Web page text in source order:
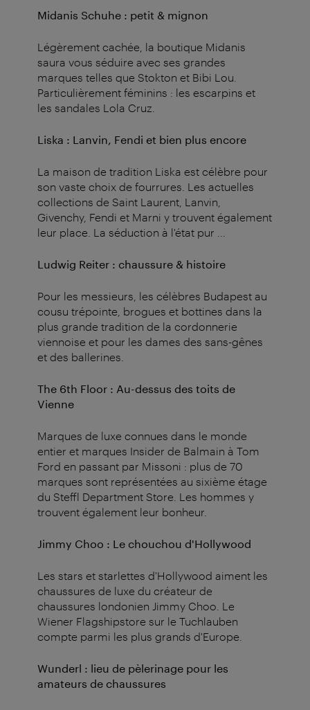
Midanis Schuhe : petit & mignon
Légèrement cachée, la boutique Midanis
saura vous séduire avec ses grandes
marques telles que Stokton et Bibi Lou.
Particulièrement féminins : les escarpins et
les sandales Lola Cruz.
Liska : Lanvin, Fendi et bien plus encore
La maison de tradition Liska est célèbre pour
son vaste choix de fourrures. Les actuelles
collections de Saint Laurent, Lanvin,
Givenchy, Fendi et Marni y trouvent également
leur place. La séduction à l'état pur ...
Ludwig Reiter : chaussure & histoire
Pour les messieurs, les célèbres Budapest au
cousu trépointe, brogues et bottines dans la
plus grande tradition de la cordonnerie
viennoise et pour les dames des sans-gênes
et des ballerines.
The 6th Floor : Au-dessus des toits de
Vienne
Marques de luxe connues dans le monde
entier et marques Insider de Balmain à Tom
Ford en passant par Missoni : plus de 70
marques sont représentées au sixième étage
du Steffl Department Store. Les hommes y
trouvent également leur bonheur.
Jimmy Choo : Le chouchou d'Hollywood
Les stars et starlettes d'Hollywood aiment les
chaussures de luxe du créateur de
chaussures londonien Jimmy Choo. Le
Wiener Flagshipstore sur le Tuchlauben
compte parmi les plus grands d'Europe.
Wunderl : lieu de pèlerinage pour les
amateurs de chaussures